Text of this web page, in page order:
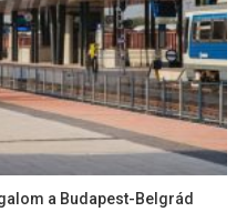
a Budapest-Belgrád